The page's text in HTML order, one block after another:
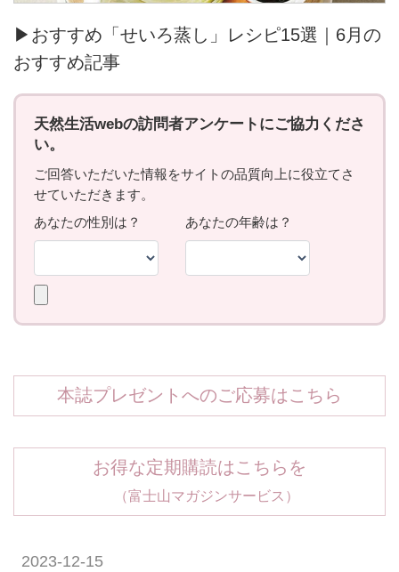
▶おすすめ「せいろ蒸し」レシピ15選｜6月の
おすすめ記事
本誌プレゼントへのご応募はこちら
お得な定期購読はこちらを
（富士山マガジンサービス）
2023-12-15